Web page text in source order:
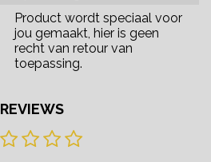
Product wordt speciaal voor
jou gemaakt, hier is geen
recht van retour van
toepassing.
REVIEWS